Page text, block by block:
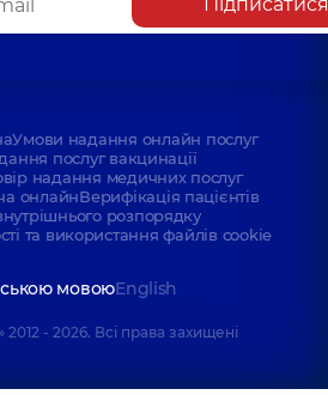
Умови надання онлайн послуг
послуг вакцинації
надання медичних послуг
онлайнВерифікація пацієнтів
розпорядку
та використання файлів cookie
мовоюEnglish
- 2026. Всі права захищені